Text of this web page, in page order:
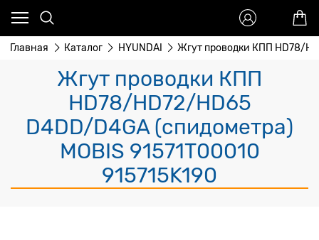
Главная Каталог HYUNDAI Жгут проводки КПП HD78/
Жгут проводки КПП
HD78/HD72/HD65
D4DD/D4GA (спидометра)
MOBIS 91571T00010
915715K190